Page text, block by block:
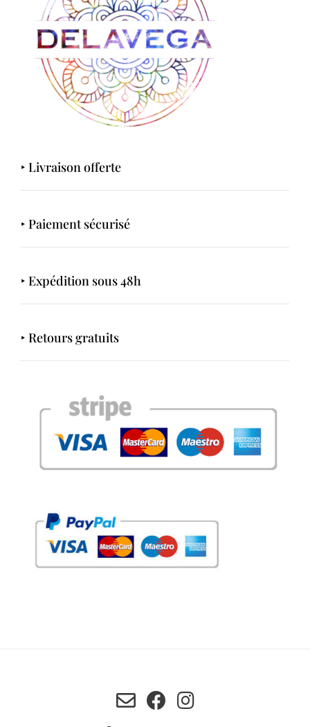
‣ Livraison offerte
‣ Paiement sécurisé
‣ Expédition sous 48h
‣ Retours gratuits